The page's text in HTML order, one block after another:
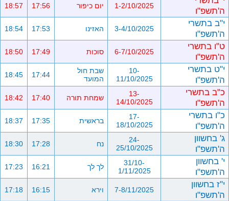
ה'תשפ"ו
1-2/10/2025 יום כיפור 17:56
18:57
י"ב בתשרי
ה'תשפ"ו
3-4/10/2025 האזינו 17:53
18:54
ט"ו בתשרי
ה'תשפ"ו
6-7/10/2025 סוכות 17:49
18:50
י"ט בתשרי
ה'תשפ"ו
10-
11/10/2025
שבת חול
המועד
17:44
18:45
כ"ב בתשרי
ה'תשפ"ו
13-
14/10/2025
שמחת תורה 17:40
18:42
כ"ו בתשרי
ה'תשפ"ו
17-
18/10/2025
בראשית 17:35
18:37
ג' בחשוון
ה'תשפ"ו
24-
25/10/2025
נח 17:28
18:30
י' בחשוון
ה'תשפ"ו
31/10-
1/11/2025
לך לך 16:21
17:23
י"ז בחשוון
ה'תשפ"ו
7-8/11/2025 וירא 16:15
17:18